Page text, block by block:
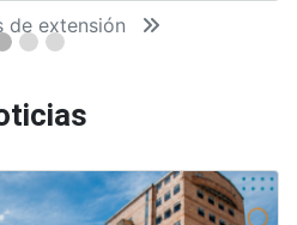
de extensión